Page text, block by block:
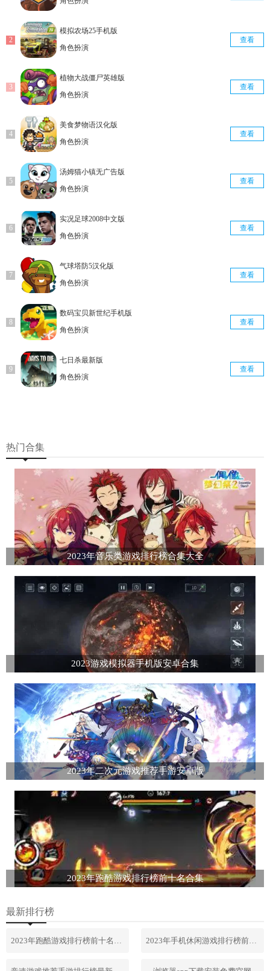
模拟农场25手机版
角色扮演
查看
植物大战僵尸英雄版
角色扮演
查看
美食梦物语汉化版
角色扮演
查看
汤姆猫小镇无广告版
角色扮演
查看
实况足球2008中文版
角色扮演
查看
气球塔防5汉化版
角色扮演
查看
数码宝贝新世纪手机版
角色扮演
查看
七日杀最新版
角色扮演
查看
热门合集
2023年音乐类游戏排行榜合集大全
2023游戏模拟器手机版安卓合集
2023年二次元游戏推荐手游安卓版
2023年跑酷游戏排行榜前十名合集
最新排行榜
2023年跑酷游戏排行榜前十名合集 2023年手机休闲游戏排行榜前十名